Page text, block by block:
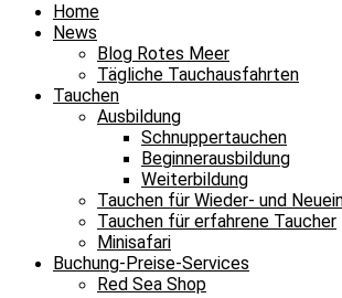
Home
News
Blog Rotes Meer
Tägliche Tauchausfahrten
Tauchen
Ausbildung
Schnuppertauchen
Beginnerausbildung
Weiterbildung
Tauchen für Wieder- und
Tauchen für erfahrene Taucher
Minisafari
Buchung-Preise-Services
Red Sea Shop